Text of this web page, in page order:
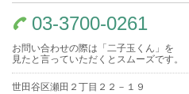
03-3700-0261
お問い合わせの際は「二子玉くん」を
見たと言っていただくとスムーズです。
世田谷区瀬田２丁目２２－１９